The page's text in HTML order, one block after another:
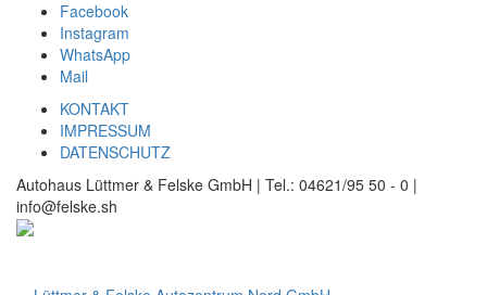
Facebook
Instagram
WhatsApp
Mail
KONTAKT
IMPRESSUM
DATENSCHUTZ
Autohaus Lüttmer & Felske GmbH | Tel.: 04621/95 50 - 0 |
info@felske.sh